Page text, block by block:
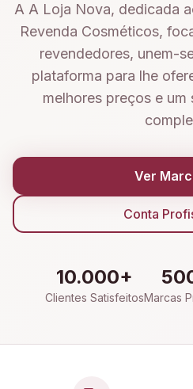
A A Loja Nova, dedicada
Revenda Cosméticos,
revendedores, unem-
plataforma para lhe
melhores preços e um
Ver
Conta
10.000+
Clientes SatisfeitosMarcas